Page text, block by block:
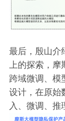
最后，殷山介
上的探索，
跨域微调、模
设计，在原始
入、微调、推